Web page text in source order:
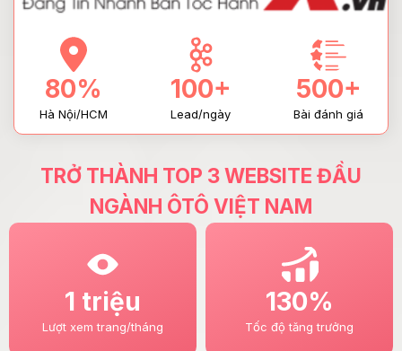
80%
Hà Nội/HCM
100+
Lead/ngày
500+
Bài đánh giá
TRỞ THÀNH TOP 3 WEBSITE ĐẦU
NGÀNH ÔTÔ VIỆT NAM
1 triệu
Lượt xem trang/tháng
130%
Tốc độ tăng trưởng